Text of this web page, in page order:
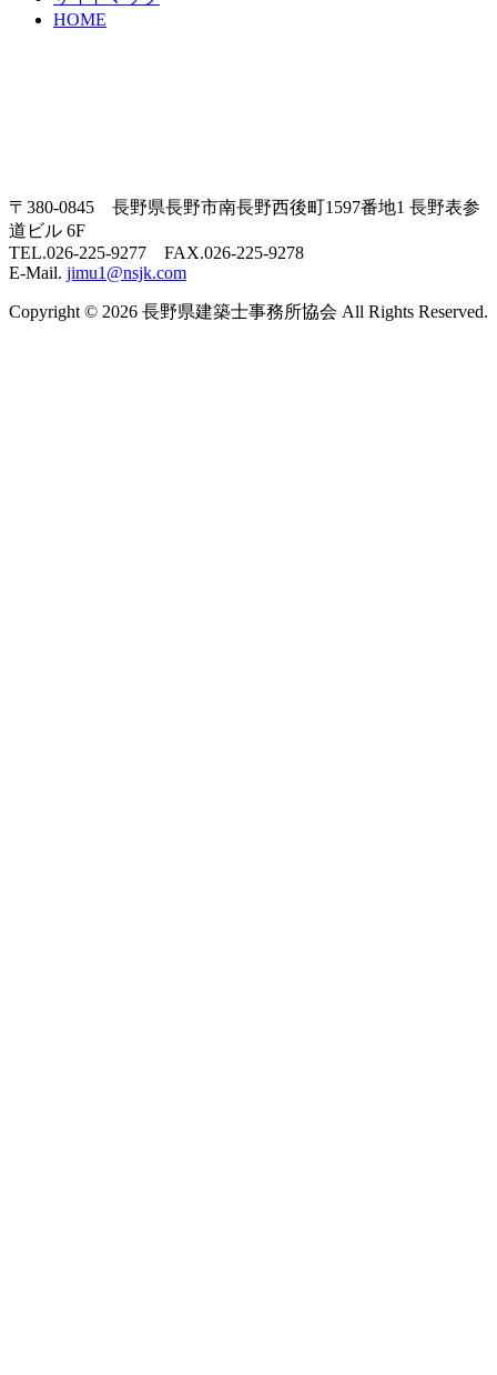
HOME
〒380-0845 長野県長野市南長野西後町1597番地1 長野表参
道ビル 6F
TEL.026-225-9277 FAX.026-225-9278
E-Mail. jimu1@nsjk.com
Copyright © 2026 長野県建築士事務所協会 All Rights Reserved.